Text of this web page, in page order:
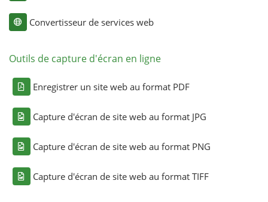
Convertisseur de services web
Outils de capture d'écran en ligne
Enregistrer un site web au format PDF
Capture d'écran de site web au format JPG
Capture d'écran de site web au format PNG
Capture d'écran de site web au format TIFF